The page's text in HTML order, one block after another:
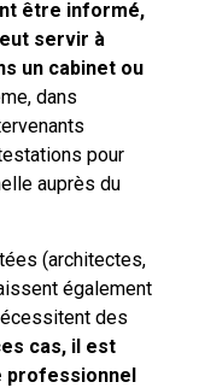
être informé,
servir à
un cabinet ou
dans
pour
auprès du
(architectes,
également
des
cas, il est
professionnel